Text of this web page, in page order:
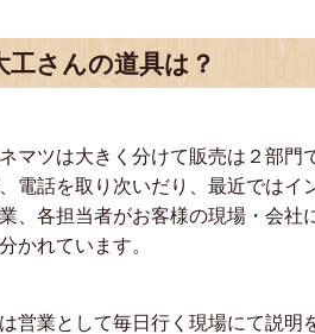
工さんの道具は？
マツは大きく分けて販売は２部
電話を取り次いだり、最近ではイ
、各担当者がお客様の現場・会社
かれています。
営業として毎日行く現場にて説明